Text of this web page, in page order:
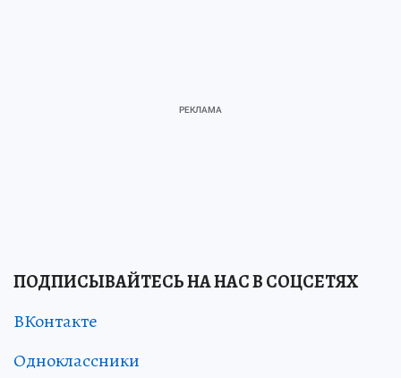
ПОДПИСЫВАЙТЕСЬ НА НАС В СОЦСЕТЯХ
ВКонтакте
Одноклассники